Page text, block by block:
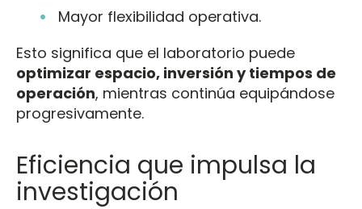
Mayor flexibilidad operativa.
Esto significa que el laboratorio puede
optimizar espacio, inversión y tiempos de
operación, mientras continúa equipándose
progresivamente.
Eficiencia que impulsa la
investigación